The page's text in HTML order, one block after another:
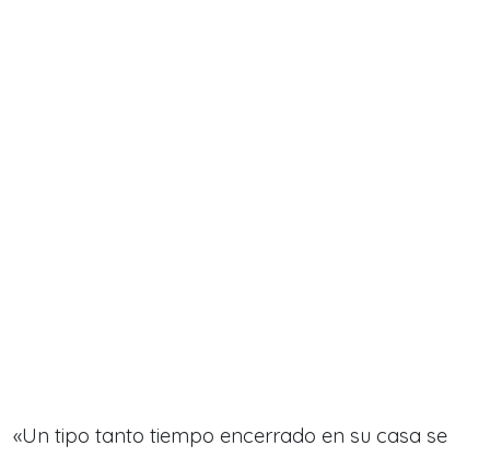
«Un tipo tanto tiempo encerrado en su casa se